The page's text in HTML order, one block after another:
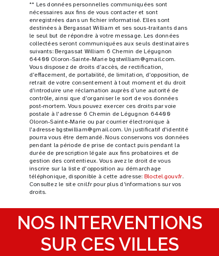
** Les données personnelles communiquées sont
nécessaires aux fins de vous contacter et sont
enregistrées dans un fichier informatisé. Elles sont
destinées à Bergassat William et ses sous-traitants dans
le seul but de répondre à votre message. Les données
collectées seront communiquées aux seuls destinataires
suivants: Bergassat William 6 Chemin de Légugnon
64400 Oloron-Sainte-Marie bgstwilliam@gmail.com.
Vous disposez de droits d’accès, de rectification,
d’effacement, de portabilité, de limitation, d’opposition, de
retrait de votre consentement à tout moment et du droit
d’introduire une réclamation auprès d’une autorité de
contrôle, ainsi que d’organiser le sort de vos données
post-mortem. Vous pouvez exercer ces droits par voie
postale à l'adresse 6 Chemin de Légugnon 64400
Oloron-Sainte-Marie ou par courrier électronique à
l'adresse bgstwilliam@gmail.com. Un justificatif d'identité
pourra vous être demandé. Nous conservons vos données
pendant la période de prise de contact puis pendant la
durée de prescription légale aux fins probatoires et de
gestion des contentieux. Vous avez le droit de vous
inscrire sur la liste d'opposition au démarchage
téléphonique, disponible à cette adresse: Bloctel.gouv.fr.
Consultez le site cnil.fr pour plus d’informations sur vos
droits.
NOS INTERVENTIONS
SUR CES VILLES